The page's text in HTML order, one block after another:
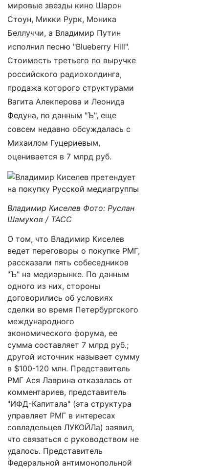
мировые звезды кино Шарон
Стоун, Микки Рурк, Моника
Беллуччи, а Владимир Путин
исполнил песню "Blueberry Hill".
Стоимость третьего по выручке
российского радиохолдинга,
продажа которого структурами
Вагита Алекперова и Леонида
Федуна, по данным "Ъ", еще
совсем недавно обсуждалась с
Михаилом Гуцериевым,
оценивается в 7 млрд руб.
Владимир Киселев Фото: Руслан
Шамуков / ТАСС
О том, что Владимир Киселев
ведет переговоры о покупке РМГ,
рассказали пять собеседников
"Ъ" на медиарынке. По данным
одного из них, стороны
договорились об условиях
сделки во время Петербургского
международного
экономического форума, ее
сумма составляет 7 млрд руб.;
другой источник называет сумму
в $100-120 млн. Представитель
РМГ Ася Лаврина отказалась от
комментариев, представитель
"ИФД-Капитала" (эта структура
управляет РМГ в интересах
совладельцев ЛУКОЙЛа) заявил,
что связаться с руководством не
удалось. Представитель
Федеральной антимонопольной